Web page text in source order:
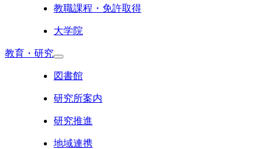
教職課程・免許取得
大学院
教育・研究
図書館
研究所案内
研究推進
地域連携